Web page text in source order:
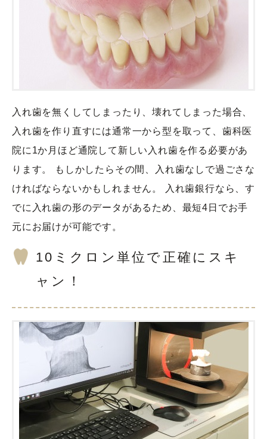
入れ歯を無くしてしまったり、壊れてしまった場合、
入れ歯を作り直すには通常一から型を取って、歯科医
院に1か月ほど通院して新しい入れ歯を作る必要があ
ります。 もしかしたらその間、入れ歯なしで過ごさな
ければならないかもしれません。 入れ歯銀行なら、す
でに入れ歯の形のデータがあるため、最短4日でお手
元にお届けが可能です。
10ミクロン単位で正確にスキ
ャン！